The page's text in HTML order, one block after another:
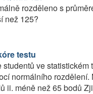
rozděleno s
než 125?
testu
ve
normálního
ii. méně než 65 bodů